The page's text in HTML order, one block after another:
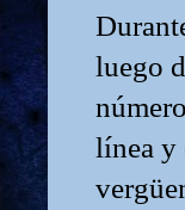
luego
línea y